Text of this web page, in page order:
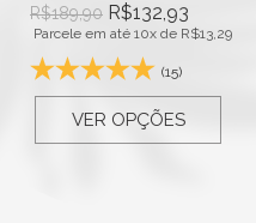
R$189,90 R$132,93
Parcele em até 10x de R$13,29
(15)
VER OPÇÕES